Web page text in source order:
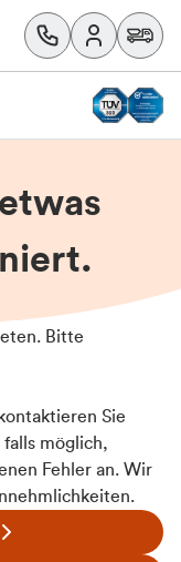
Bitte
Sie
möglich,
Fehler an. Wir